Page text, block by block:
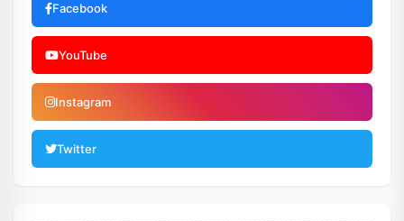
Facebook
YouTube
Instagram
Twitter